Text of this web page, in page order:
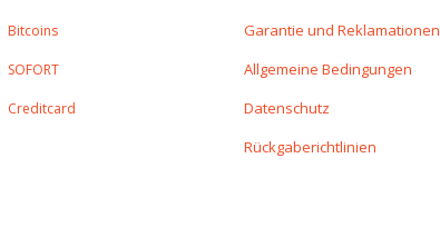
Bitcoins
SOFORT
Creditcard
Garantie und Reklamationen
Allgemeine Bedingungen
Datenschutz
Rückgaberichtlinien